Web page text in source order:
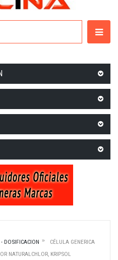
DOSIFICACION
CÉLULA GENERICA
NATURALCHLOR, KRIPSOL